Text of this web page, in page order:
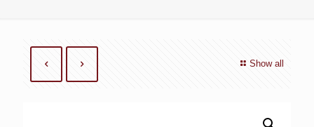
Show all